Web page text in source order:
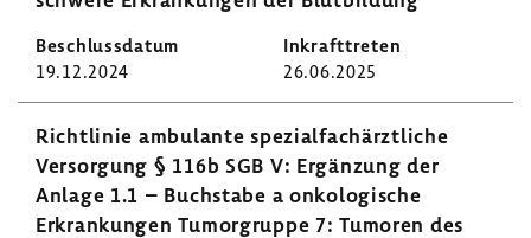
19.12.2024 26.06.2025
Richt­linie ambu­lante spezi­al­fach­ärzt­liche
Versor­gung § 116b SGB V: Ergän­zung der
Anlage 1.1 – Buch­stabe a onko­lo­gi­sche
Erkran­kungen Tumor­gruppe 7: Tumoren des